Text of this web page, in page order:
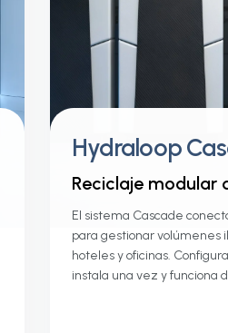
Hydraloop
Reciclaje modular
El sistema Cascade
para gestionar volúmenes
hoteles y oficinas.
instala una vez y funciona